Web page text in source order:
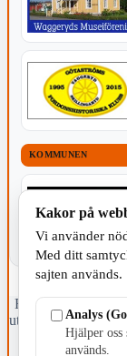
KOMMUNEN
Fristående
ut tidningen
april 2026
Kakor på
Vi använder
Med ditt
sajten används.
Analys
Hjälper oss
används.